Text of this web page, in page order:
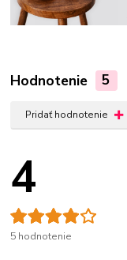
Hodnotenie 5
Pridať hodnotenie
4
5 hodnotenie